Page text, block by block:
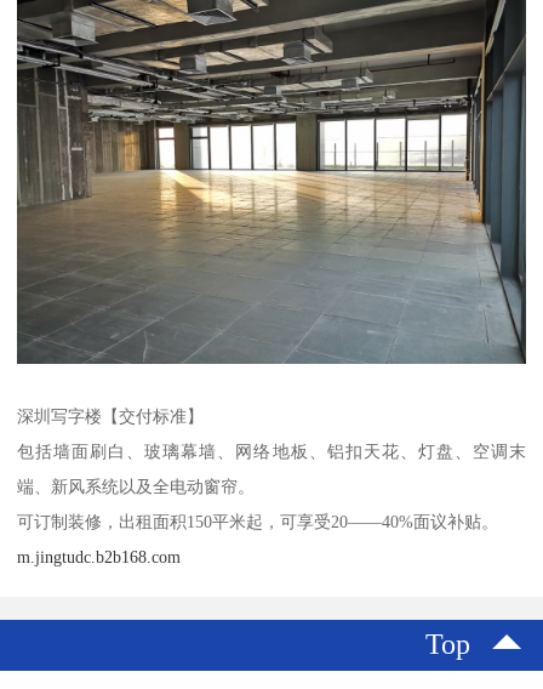
深圳写字楼【交付标准】
包括墙面刷白、玻璃幕墙、网络地板、铝扣天花、灯盘、空调末
端、新风系统以及全电动窗帘。
可订制装修，出租面积150平米起，可享受20——40%面议补贴。
m.jingtudc.b2b168.com
Top